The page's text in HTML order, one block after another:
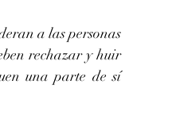
a las personas
rechazar y huir
una parte de sí